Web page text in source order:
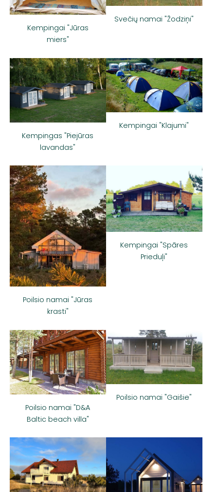
Kempingai "Jūras
miers"
Svečių namai "Žodziņi"
Kempingas "Piejūras
lavandas"
Kempingai "Klajumi"
Poilsio namai "Jūras
krasti"
Kempingai "Spāres
Prieduļi"
Poilsio namai "D&A
Baltic beach villa"
Poilsio namai "Gaišie"